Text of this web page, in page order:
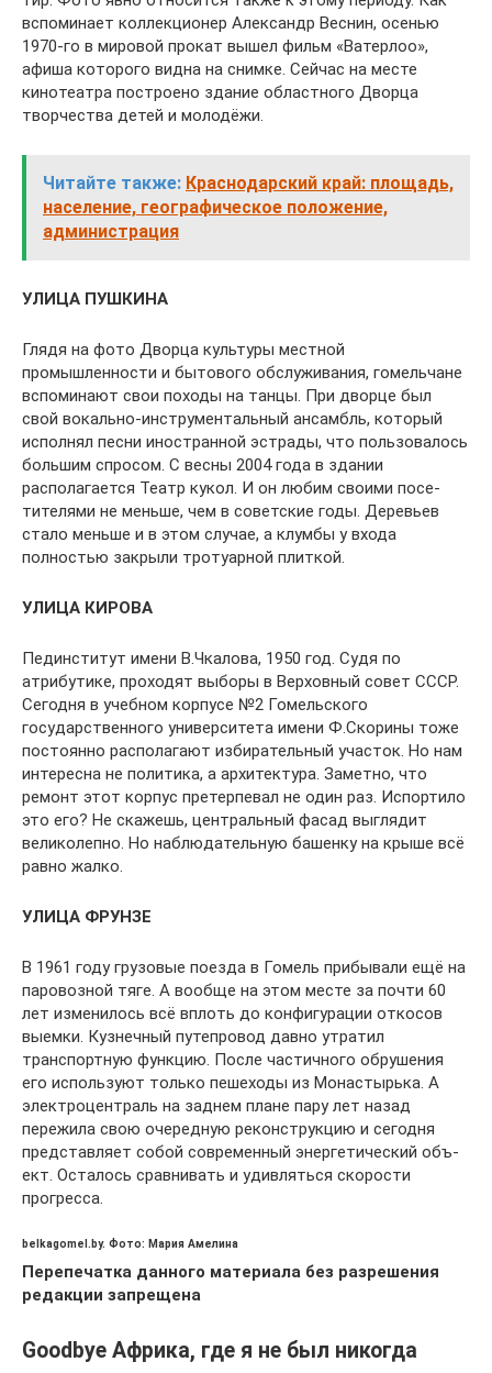
вспоминает коллекционер Алек­сандр Веснин, осенью
1970-го в мировой прокат вышел фильм «Ватерлоо»,
афиша которого видна на снимке. Сейчас на месте
кинотеатра постро­ено здание областного Дворца
творчества детей и молодёжи.
Читайте также: Краснодарский край: площадь,
население, географическое положение,
администрация
УЛИЦА ПУШКИНА
Глядя на фото Дворца культуры местной
промышленности и бытового обслуживания, гомельчане
вспоминают свои походы на танцы. При дворце был
свой вокально-инструментальный ансамбль, который
исполнял песни иностран­ной эстрады, что пользовалось
большим спросом. С весны 2004 года в здании
располага­ется Театр кукол. И он любим своими посе­
тителями не меньше, чем в советские годы. Деревьев
стало меньше и в этом случае, а клумбы у входа
полностью закрыли тротуарной плиткой.
УЛИЦА КИРОВА
Пединститут имени В.Чкалова, 1950 год. Судя по
атрибутике, проходят выборы в Вер­ховный совет СССР.
Сегодня в учебном кор­пусе №2 Гомельского
государственного универ­ситета имени Ф.Скорины тоже
постоянно рас­полагают избирательный участок. Но нам
инте­ресна не политика, а архитектура. Заметно, что
ремонт этот корпус претерпевал не один раз. Испортило
это его? Не скажешь, цен­тральный фасад выглядит
великолепно. Но наблюдательную башенку на крыше всё
равно жалко.
УЛИЦА ФРУНЗЕ
В 1961 году грузовые поезда в Гомель прибы­вали ещё на
паровозной тяге. А вообще на этом месте за почти 60
лет изменилось всё вплоть до конфигурации откосов
выемки. Кузнечный путепровод давно утратил
транспортную функ­цию. После частичного обрушения
его используют только пешеходы из Монастырька. А
электроцен­траль на заднем плане пару лет назад
пережила свою очередную реконструкцию и сегодня
пред­ставляет собой современный энергетический объ­
ект. Осталось сравнивать и удивляться скорости
прогресса.
belkagomel.by. Фото: Мария Амелина
Перепечатка данного материала без разрешения
редакции запрещена
Goodbуe Африка, где я не был никогда